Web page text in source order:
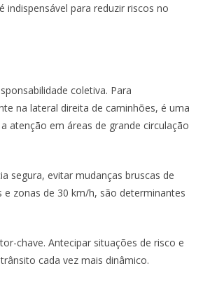
indispensável para reduzir riscos no
coletiva. Para
na lateral direita de caminhões, é uma
atenção em áreas de grande circulação
segura, evitar mudanças bruscas de
zonas de 30 km/h, são determinantes
chave. Antecipar situações de risco e
cada vez mais dinâmico.